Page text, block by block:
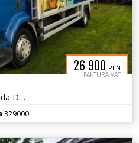
26 900 PLN
FAKTURA VAT
Chłodnia/Izoterma Carrier Winda Dhollandia
329000